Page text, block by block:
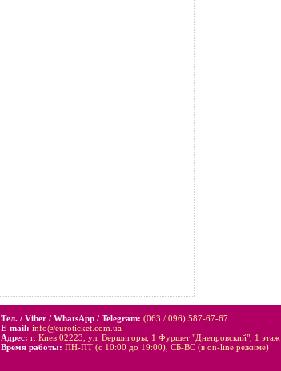
Тел. / Viber / WhatsApp / Telegram: (063 / 096) 587-67-67
E-mail: info@euroticket.com.ua
Адрес: г. Киев 02223, ул. Вершигоры, 1 Фуршет "Днепровский", 1 этаж
Время работы: ПН-ПТ (с 10:00 до 19:00), СБ-ВС (в on-line режиме)